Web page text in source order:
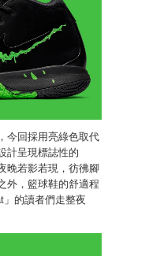
今回採用亮綠色取代
計呈現標誌性的
晚若影若現，彷彿腳
外，籃球鞋的舒適程
」的讀者們走整夜